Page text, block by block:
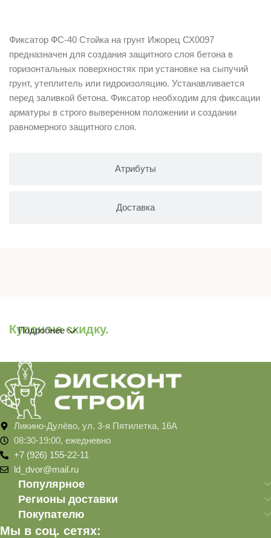
Атрибуты
Доставка
Фиксатор ФС-40 Стойка на грунт Ижорец СХ0097
предназначен для создания защитного слоя бетона в
горизонтальных поверхностях при установке на сыпучий
грунт, утеплитель или гидроизоляцию. Устанавливается
перед заливкой бетона. Фиксатор необходим для фиксации
арматуры в строго выверенном положении и создании
равномерного защитного слоя.
Купон на скидку.
Подробнее
Ликино-Дулёво, ул. 3-я Пятилетка, 16А
08:30-19:00, ежедневно
+7 (926) 155-22-11
ld_dvor@mail.ru
Популярное
Регионы доставки
Покупателю
Мы в соц. сетях: